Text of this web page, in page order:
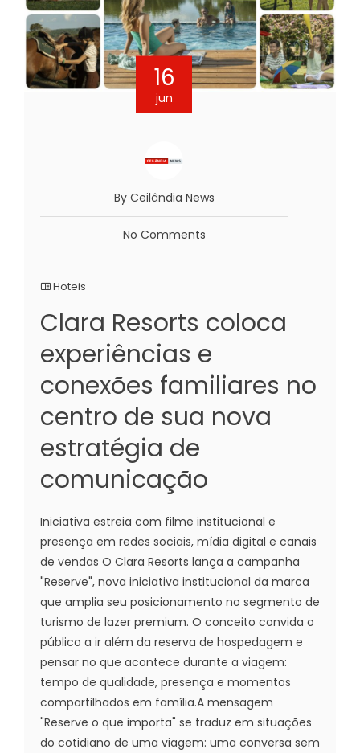
16
jun
By Ceilândia News
No Comments
Hoteis
Clara Resorts coloca
experiências e
conexões familiares no
centro de sua nova
estratégia de
comunicação
Iniciativa estreia com filme institucional e
presença em redes sociais, mídia digital e canais
de vendas O Clara Resorts lança a campanha
"Reserve", nova iniciativa institucional da marca
que amplia seu posicionamento no segmento de
turismo de lazer premium. O conceito convida o
público a ir além da reserva de hospedagem e
pensar no que acontece durante a viagem:
tempo de qualidade, presença e momentos
compartilhados em família.A mensagem
"Reserve o que importa" se traduz em situações
do cotidiano de uma viagem: uma conversa sem